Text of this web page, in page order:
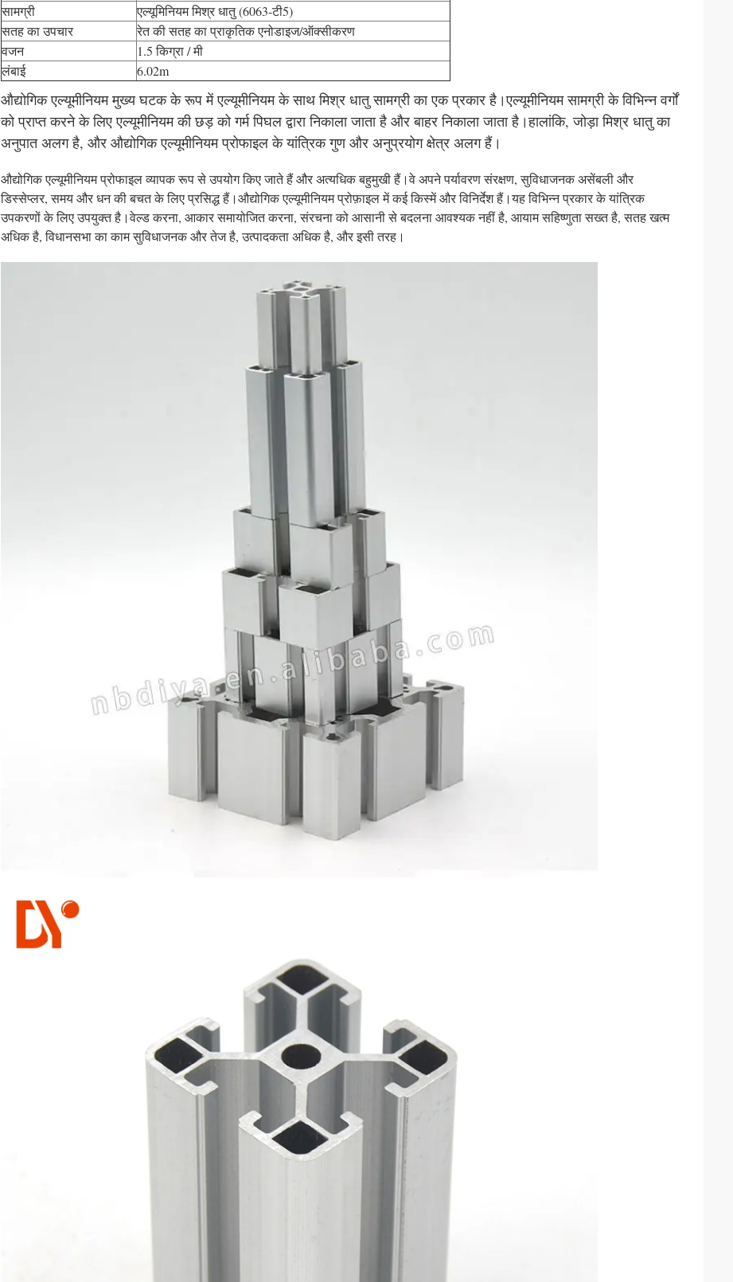
सामग्री
एल्यूमिनियम मिश्र धातु (6063-टी5)
सतह का उपचार
रेत की सतह का प्राकृतिक एनोडाइज/ऑक्सीकरण
वजन
1.5 किग्रा / मी
लंबाई
6.02m
औद्योगिक एल्यूमीनियम मुख्य घटक के रूप में एल्यूमीनियम के साथ मिश्र धातु सामग्री का एक प्रकार है।एल्यूमीनियम सामग्री के विभिन्न वर्गों
को प्राप्त करने के लिए एल्यूमीनियम की छड़ को गर्म पिघल द्वारा निकाला जाता है और बाहर निकाला जाता है।हालांकि, जोड़ा मिश्र धातु का
अनुपात अलग है, और औद्योगिक एल्यूमीनियम प्रोफाइल के यांत्रिक गुण और अनुप्रयोग क्षेत्र अलग हैं।
औद्योगिक एल्यूमीनियम प्रोफाइल व्यापक रूप से उपयोग किए जाते हैं और अत्यधिक बहुमुखी हैं।वे अपने पर्यावरण संरक्षण, सुविधाजनक असेंबली और
डिस्सेप्लर, समय और धन की बचत के लिए प्रसिद्ध हैं।औद्योगिक एल्यूमीनियम प्रोफ़ाइल में कई किस्में और विनिर्देश हैं।यह विभिन्न प्रकार के यांत्रिक
उपकरणों के लिए उपयुक्त है।वेल्ड करना, आकार समायोजित करना, संरचना को आसानी से बदलना आवश्यक नहीं है, आयाम सहिष्णुता सख्त है, सतह खत्म
अधिक है, विधानसभा का काम सुविधाजनक और तेज है, उत्पादकता अधिक है, और इसी तरह।